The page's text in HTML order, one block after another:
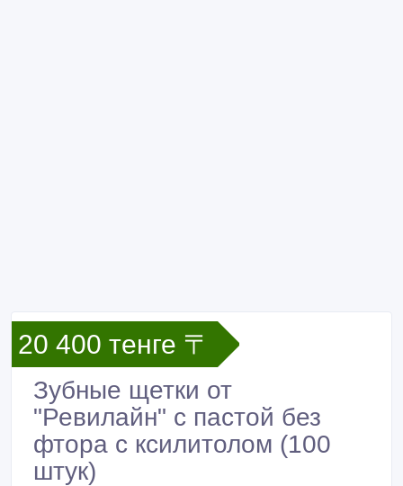
20 400 тенге 〒
Зубные щетки от
"Ревилайн" с пастой без
фтора с ксилитолом (100
штук)